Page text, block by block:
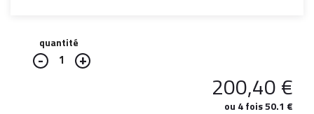
quantité
1
200,40€
ou 4 fois 50.1 €